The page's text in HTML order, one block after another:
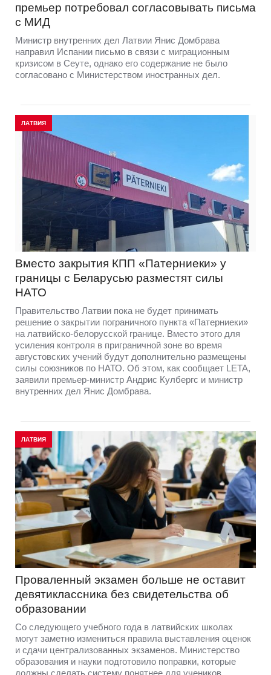
премьер потребовал согласовывать письма
с МИД
Министр внутренних дел Латвии Янис Домбрава
направил Испании письмо в связи с миграционным
кризисом в Сеуте, однако его содержание не было
согласовано с Министерством иностранных дел.
ЛАТВИЯ
Вместо закрытия КПП «Патерниеки» у
границы с Беларусью разместят силы
НАТО
Правительство Латвии пока не будет принимать
решение о закрытии пограничного пункта «Патерниеки»
на латвийско-белорусской границе. Вместо этого для
усиления контроля в приграничной зоне во время
августовских учений будут дополнительно размещены
силы союзников по НАТО. Об этом, как сообщает LETA,
заявили премьер-министр Андрис Кулбергс и министр
внутренних дел Янис Домбрава.
ЛАТВИЯ
Проваленный экзамен больше не оставит
девятиклассника без свидетельства об
образовании
Со следующего учебного года в латвийских школах
могут заметно измениться правила выставления оценок
и сдачи централизованных экзаменов. Министерство
образования и науки подготовило поправки, которые